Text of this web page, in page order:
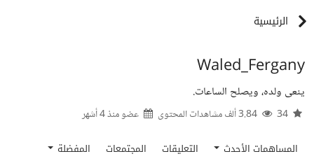
الرئيسية
Waled_Fergany
ينعى ولده، ويصلح الساعات.
عضو منذ4 أشهر
المساهمات الأحدث التعليقات المجتمعات المفضلة